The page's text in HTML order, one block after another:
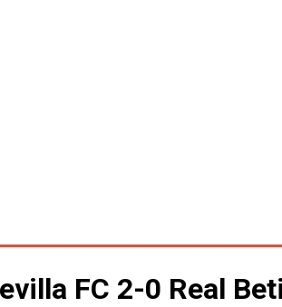
FC 2-0 Real